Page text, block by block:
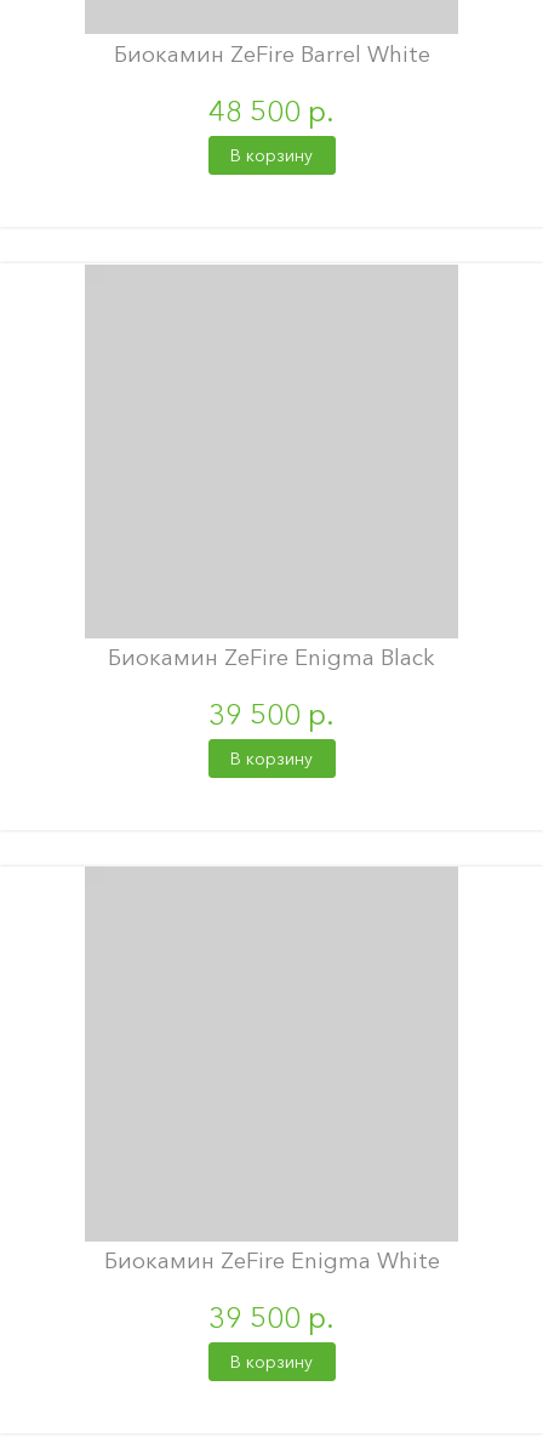
Биокамин ZeFire Barrel White
48 500 р.
В корзину
Биокамин ZeFire Enigma Black
39 500 р.
В корзину
Биокамин ZeFire Enigma White
39 500 р.
В корзину